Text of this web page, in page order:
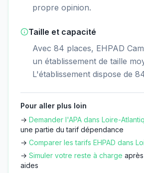
propre opinion.
Taille et capacité
Avec 84 places, EHPAD
un établissement de taille
L'établissement dispose de
Pour aller plus loin
→ Demander l'APA dans Loire-
une partie du tarif dépendance
→ Comparer les tarifs EHPAD dans
→ Simuler votre reste à charge
aides